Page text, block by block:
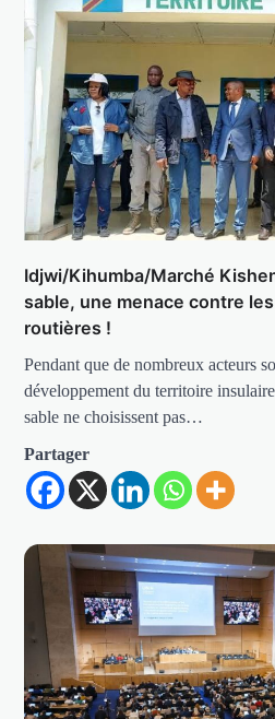
Idjwi/Kihumba/Marché
sable, une menace contre
routières !
Pendant que de nombreux acteurs
développement du territoire
sable ne choisissent pas…
Partager